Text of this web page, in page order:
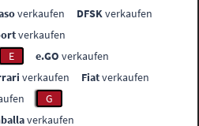
verkaufen DFSKverkaufen
verkaufen
E e.GO verkaufen
verkaufen Fiatverkaufen
G
verkaufen